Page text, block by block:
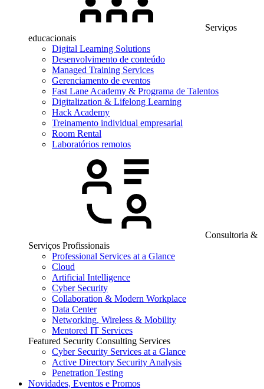
Serviços
educacionais
Digital Learning Solutions
Desenvolvimento de conteúdo
Managed Training Services
Gerenciamento de eventos
Fast Lane Academy & Programa de Talentos
Digitalization & Lifelong Learning
Hack Academy
Treinamento individual empresarial
Room Rental
Laboratórios remotos
Consultoria &
Serviços Profissionais
Professional Services at a Glance
Cloud
Artificial Intelligence
Cyber Security
Collaboration & Modern Workplace
Data Center
Networking, Wireless & Mobility
Mentored IT Services
Featured Security Consulting Services
Cyber Security Services at a Glance
Active Directory Security Analysis
Penetration Testing
Novidades, Eventos e Promos